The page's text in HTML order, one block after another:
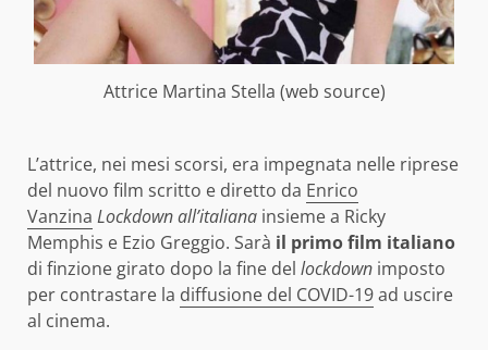
Attrice Martina Stella (web source)
L’attrice, nei mesi scorsi, era impegnata nelle riprese
del nuovo film scritto e diretto da Enrico
Vanzina Lockdown all’italiana insieme a Ricky
Memphis e Ezio Greggio. Sarà il primo film italiano
di finzione girato dopo la fine del lockdown imposto
per contrastare la diffusione del COVID-19ad uscire
al cinema.